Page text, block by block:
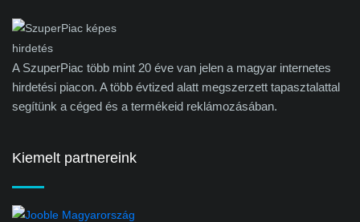
A SzuperPiac több mint 20 éve van jelen a magyar internetes
hirdetési piacon. A több évtized alatt megszerzett tapasztalattal
segítünk a céged és a termékeid reklámozásában.
Kiemelt partnereink